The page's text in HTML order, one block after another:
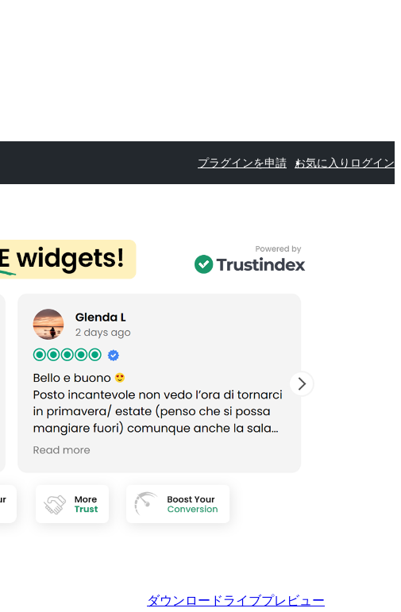
プラグインを申請 お気に入り ログイン
ダウンロードライブプレビュー